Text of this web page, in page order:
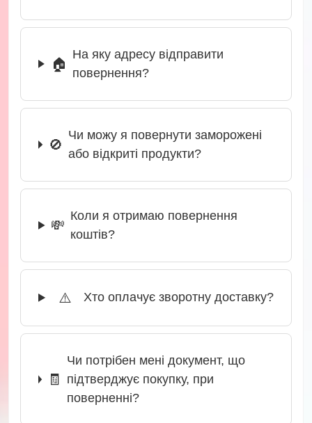
🏠
На яку адресу відправити
повернення?
🚫
Чи можу я повернути заморожені
або відкриті продукти?
💸
Коли я отримаю повернення
коштів?
⚠️ Хто оплачує зворотну доставку?
🧾
Чи потрібен мені документ, що
підтверджує покупку, при
поверненні?